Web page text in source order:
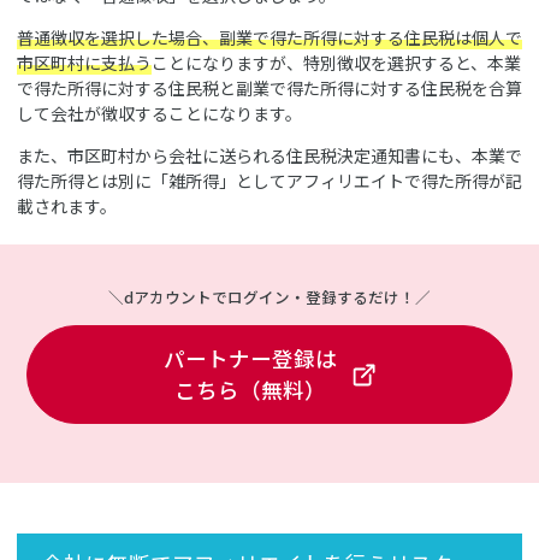
普通徴収を選択した場合、副業で得た所得に対する住民税は個人で
市区町村に支払うことになりますが、特別徴収を選択すると、本業
で得た所得に対する住民税と副業で得た所得に対する住民税を合算
して会社が徴収することになります。
また、市区町村から会社に送られる住民税決定通知書にも、本業で
得た所得とは別に「雑所得」としてアフィリエイトで得た所得が記
載されます。
＼dアカウントでログイン・登録するだけ！／
パートナー登録は
こちら（無料）